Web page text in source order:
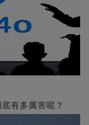
有多厲害呢？